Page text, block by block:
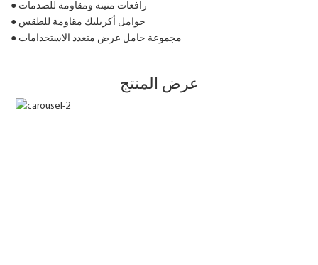
● رافعات متينة ومقاومة للصدمات
● حوامل أكريليك مقاومة للطقس
● مجموعة حامل عرض متعدد الاستخدامات
عرض المنتج